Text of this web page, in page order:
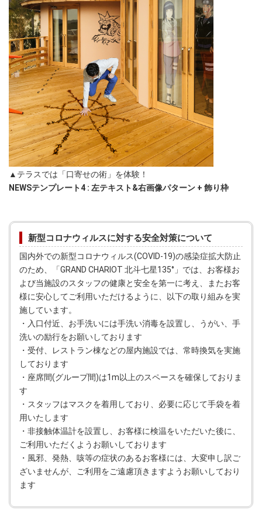
▲テラスでは「口寄せの術」を体験！
NEWSテンプレート4 : 左テキスト&右画像パターン + 飾り枠
新型コロナウィルスに対する安全対策について
国内外での新型コロナウィルス(COVID-19)の感染症拡大防止
のため、「GRAND CHARIOT 北斗七星135°」では、お客様お
よび当施設のスタッフの健康と安全を第一に考え、またお客
様に安心してご利用いただけるように、以下の取り組みを実
施しています。
・入口付近、お手洗いには手洗い消毒を設置し、うがい、手
洗いの励行をお願いしております
・受付、レストラン棟などの屋内施設では、常時換気を実施
しております
・座席間(グループ間)は1m以上のスペースを確保しておりま
す
・スタッフはマスクを着用しており、必要に応じて手袋を着
用いたします
・非接触体温計を設置し、お客様に検温をいただいた後に、
ご利用いただくようお願いしております
・風邪、発熱、咳等の症状のあるお客様には、大変申し訳ご
ざいませんが、ご利用をご遠慮頂きますようお願いしており
ます